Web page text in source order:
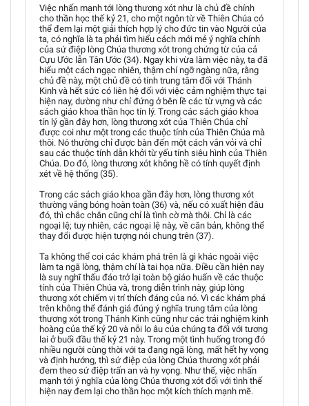
Việc nhấn mạnh tới lòng thương xót như là chủ đề chính
cho thần học thế kỷ 21, cho một ngôn từ về Thiên Chúa có
thể đem lại một giải thích hợp lý cho đức tin vào Người của
ta, có nghĩa là ta phải tìm hiểu cách mới mẻ ý nghĩa chính
của sứ điệp lòng Chúa thương xót trong chứng từ của cả
Cựu Ước lẫn Tân Ước (34). Ngay khi vừa làm việc này, ta đã
hiểu một cách ngạc nhiên, thậm chí ngỡ ngàng nữa, rằng
chủ đề này, một chủ đề có tính trung tâm đối với Thánh
Kinh và hết sức có liên hệ đối với việc cảm nghiệm thực tại
hiện nay, dường như chỉ đứng ở bên lề các từ vựng và các
sách giáo khoa thần học tín lý. Trong các sách giáo khoa
tín lý gần đây hơn, lòng thương xót của Thiên Chúa chỉ
được coi như một trong các thuộc tính của Thiên Chúa mà
thôi. Nó thường chỉ được bàn đến một cách vắn vỏi và chỉ
sau các thuộc tính dẫn khởi từ yếu tính siêu hình của Thiên
Chúa. Do đó, lòng thương xót không hề có tính quyết định
xét về hệ thống (35).
Trong các sách giáo khoa gần đây hơn, lòng thương xót
thường vắng bóng hoàn toàn (36) và, nếu có xuất hiện đâu
đó, thì chắc chắn cũng chỉ là tình cờ mà thôi. Chỉ là các
ngoại lệ; tuy nhiên, các ngoại lệ này, về căn bản, không thể
thay đổi được hiện tượng nói chung trên (37).
Ta không thể coi các khám phá trên là gì khác ngoài việc
làm ta ngã lòng, thậm chí là tai họa nữa. Điều cần hiện nay
là suy nghĩ thấu đáo trở lại toàn bộ giáo huấn về các thuộc
tính của Thiên Chúa và, trong diễn trình này, giúp lòng
thương xót chiếm vị trí thích đáng của nó. Vì các khám phá
trên không thể đánh giá đúng ý nghĩa trung tâm của lòng
thương xót trong Thánh Kinh cũng như các trải nghiệm kinh
hoàng của thế kỷ 20 và nỗi lo âu của chúng ta đối với tương
lai ở buổi đầu thế kỷ 21 này. Trong một tình huống trong đó
nhiều người cùng thời với ta đang ngã lòng, mất hết hy vọng
và định hướng, thì sứ điệp của lòng Chúa thương xót phải
đem theo sứ điệp trấn an và hy vọng. Như thế, việc nhấn
mạnh tới ý nghĩa của lòng Chúa thương xót đối với tình thế
hiện nay đem lại cho thần học một kích thích mạnh mẽ.